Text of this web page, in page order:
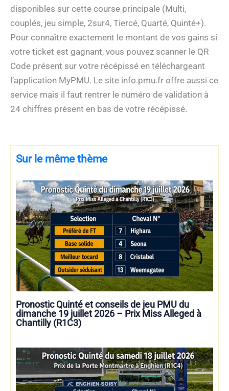
disponibles sur cette course principale (Multi,
couplés, jeu simple, 2sur4, Tiercé, Quarté, Quinté+).
Pour connaître exactement le montant de vos gains si
votre ticket est gagnant, vous pouvez scanner le QR
Code présent sur votre récépissé en téléchargeant
l’application MyPMU. Le site info.pmu.fr offre aussi ce
service mais il faut rentrer le numéro de validation à
24 chiffres présent en bas de votre récépissé.
Sur le même thème
Pronostic Quinté et conseils de jeu PMU du
dimanche 19 juillet 2026 – Prix Miss Alleged à
Chantilly (R1C3)